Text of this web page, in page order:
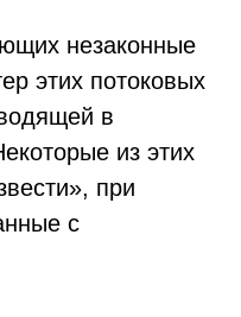
незаконные
этих потоковых
в
из этих
при
с